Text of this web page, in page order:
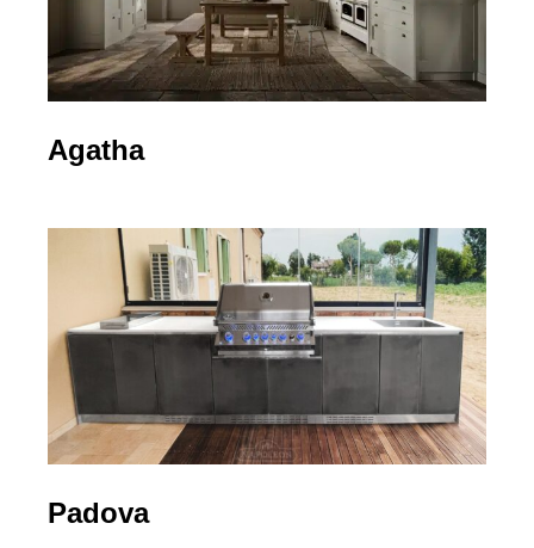
Agatha
Padova